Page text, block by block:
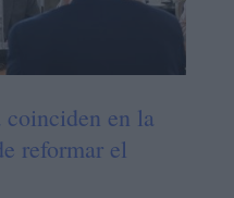
en la
reformar el